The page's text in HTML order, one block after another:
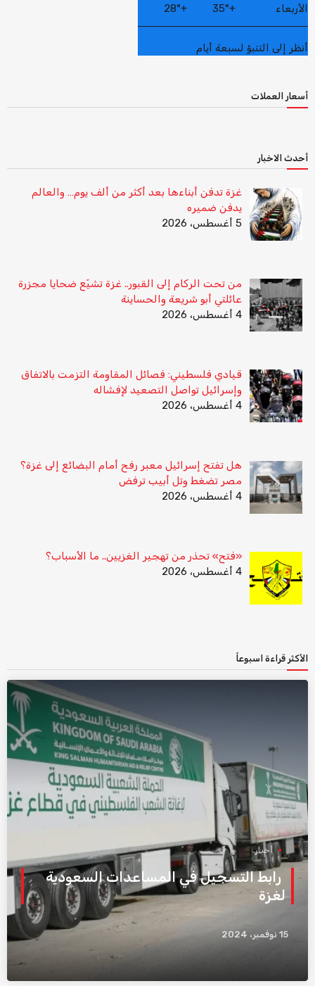
الأربعاء +
35°
+
28°
أنظر إلى التنبؤ لسبعة أيام
أسعار العملات
أحدث الاخبار
غزة تدفن أبناءها بعد أكثر من ألف يوم… والعالم
يدفن ضميره
5 أغسطس، 2026
من تحت الركام إلى القبور.. غزة تشيّع ضحايا مجزرة
عائلتي أبو شريعة والحساينة
4 أغسطس، 2026
قيادي فلسطيني: فصائل المقاومة التزمت بالاتفاق
وإسرائيل تواصل التصعيد لإفشاله
4 أغسطس، 2026
هل تفتح إسرائيل معبر رفح أمام البضائع إلى غزة؟
مصر تضغط وتل أبيب ترفض
4 أغسطس، 2026
«فتح» تحذر من تهجير الغزيين.. ما الأسباب؟
4 أغسطس، 2026
الأكثر قراءة اسبوعاً
أخبار
رابط التسجيل في المساعدات السعودية
لغزة
15 نوفمبر، 2024